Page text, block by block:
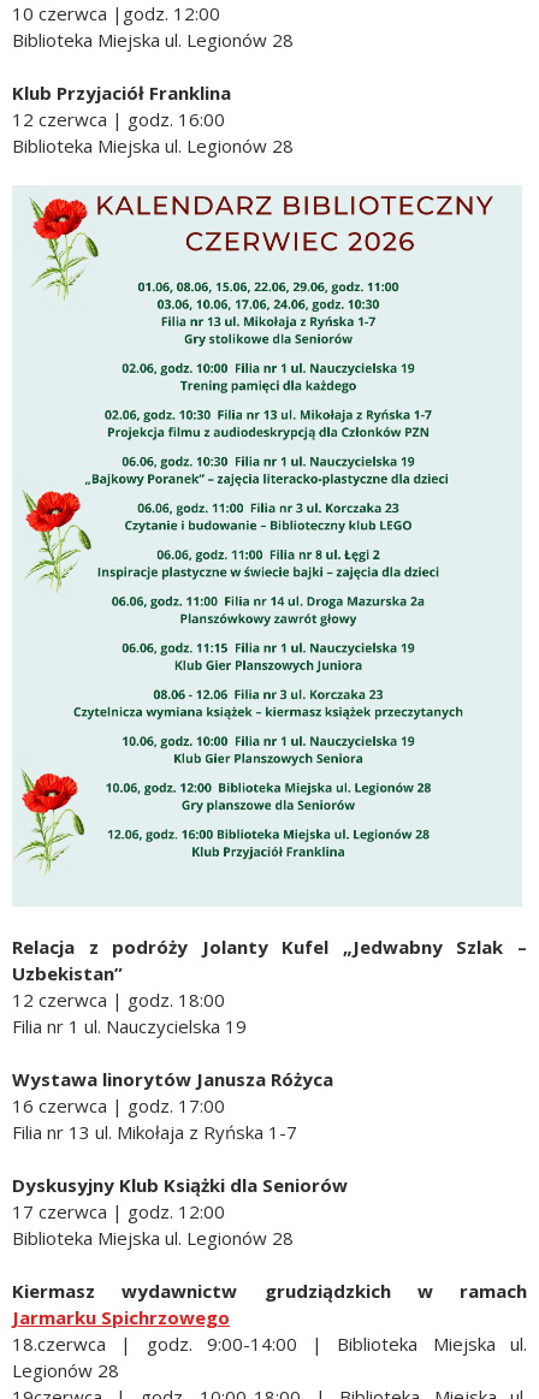
10 czerwca |godz. 12:00
Biblioteka Miejska ul. Legionów 28
Klub Przyjaciół Franklina
12 czerwca | godz. 16:00
Biblioteka Miejska ul. Legionów 28
Relacja z podróży Jolanty Kufel „Jedwabny Szlak –
Uzbekistan”
12 czerwca | godz. 18:00
Filia nr 1 ul. Nauczycielska 19
Wystawa linorytów Janusza Różyca
16 czerwca | godz. 17:00
Filia nr 13 ul. Mikołaja z Ryńska 1-7
Dyskusyjny Klub Książki dla Seniorów
17 czerwca | godz. 12:00
Biblioteka Miejska ul. Legionów 28
Kiermasz wydawnictw grudziądzkich w ramach
Jarmarku Spichrzowego
18.czerwca | godz. 9:00-14:00 | Biblioteka Miejska ul.
Legionów 28